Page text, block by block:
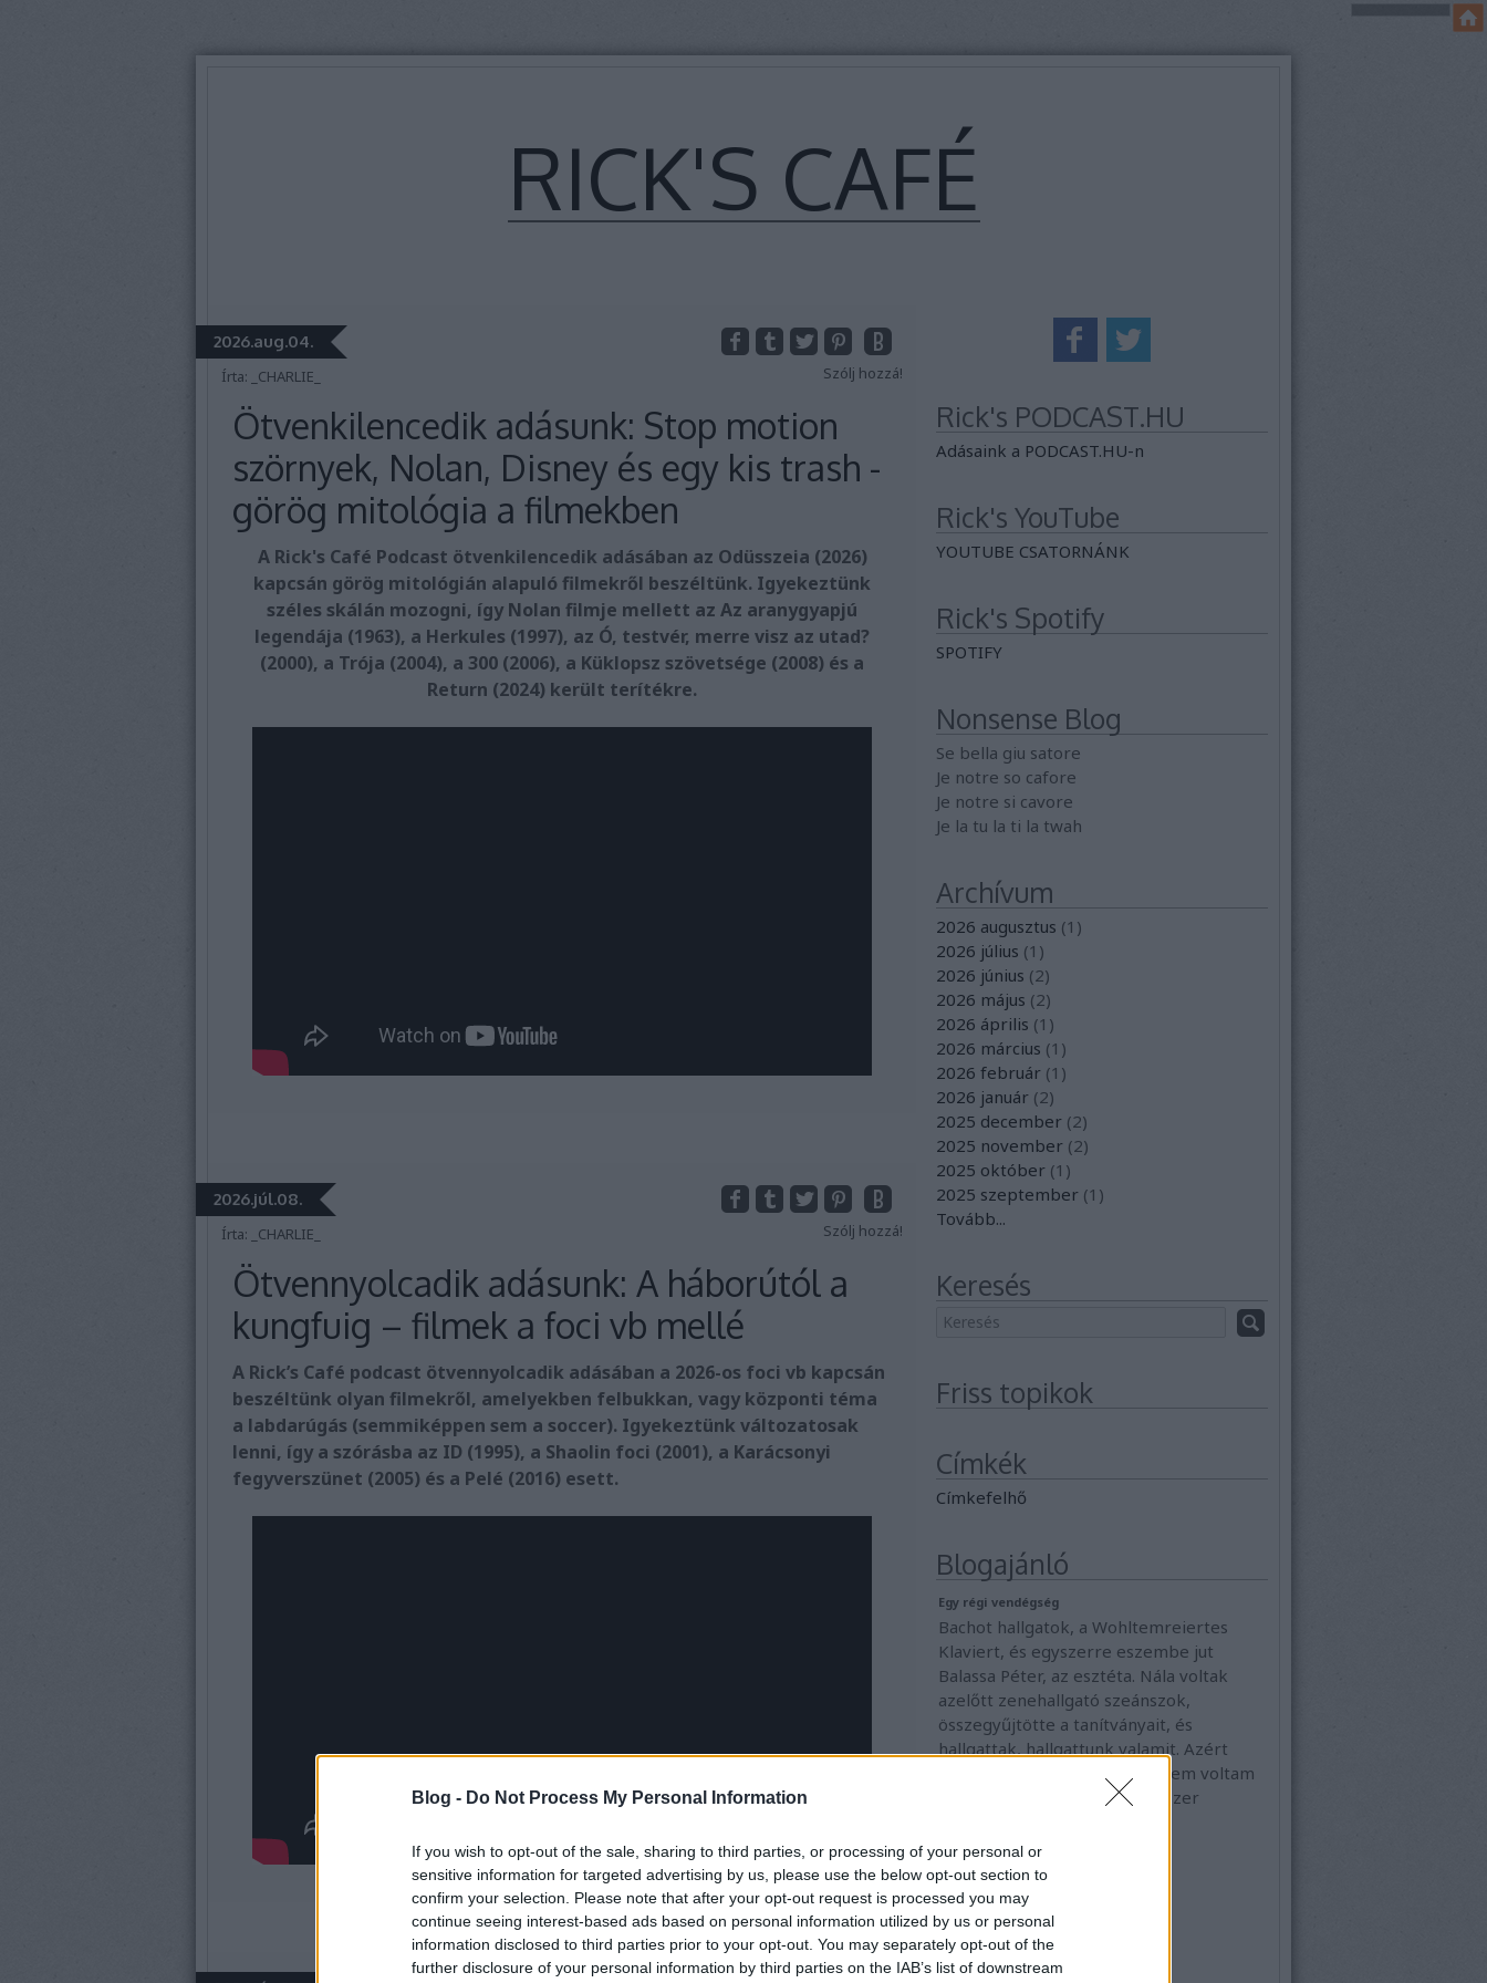
Blog - Do Not Process My Personal Information
If you wish to opt-out of the sale, sharing to third parties, or processing of your personal or
sensitive information for targeted advertising by us, please use the below opt-out section to
confirm your selection. Please note that after your opt-out request is processed you may
continue seeing interest-based ads based on personal information utilized by us or personal
information disclosed to third parties prior to your opt-out. You may separately opt-out of the
further disclosure of your personal information by third parties on the IAB’s list of downstream
RICK'S CAFÉ
2026.aug.04.
Írta: _CHARLIE_ Szólj hozzá!
Ötvenkilencedik adásunk: Stop motion
szörnyek, Nolan, Disney és egy kis trash -
görög mitológia a filmekben
A Rick's Café Podcast ötvenkilencedik adásában az Odüsszeia (2026)
kapcsán görög mitológián alapuló filmekről beszéltünk. Igyekeztünk
széles skálán mozogni, így Nolan filmje mellett az Az aranygyapjú
legendája (1963), a Herkules (1997), az Ó, testvér, merre visz az utad?
(2000), a Trója (2004), a 300 (2006), a Küklopsz szövetsége (2008) és a
Return (2024) került terítékre.
2026.júl.08.
Írta: _CHARLIE_ Szólj hozzá!
Ötvennyolcadik adásunk: A háborútól a
kungfuig – filmek a foci vb mellé
A Rick’s Café podcast ötvennyolcadik adásában a 2026-os foci vb kapcsán
beszéltünk olyan filmekről, amelyekben felbukkan, vagy központi téma
a labdarúgás (semmiképpen sem a soccer). Igyekeztünk változatosak
lenni, így a szórásba az ID (1995), a Shaolin foci (2001), a Karácsonyi
fegyverszünet (2005) és a Pelé (2016) esett.
Rick's PODCAST.HU
Adásaink a PODCAST.HU-n
Rick's YouTube
YOUTUBE CSATORNÁNK
Rick's Spotify
SPOTIFY
Nonsense Blog
Se bella giu satore
Je notre so cafore
Je notre si cavore
Je la tu la ti la twah
Archívum
2026 augusztus (1 )
2026 július (1 )
2026 június (2)
2026 május (2)
2026 április (1 )
2026 március (1 )
2026 február (1 )
2026 január (2)
2025 december (2)
2025 november (2)
2025 október (1 )
2025 szeptember (1 )
Tovább...
Keresés
Friss topikok
Címkék
Címkefelhő
Blogajánló
Egy régi vendégség
Bachot hallgatok, a Wohltemreiertes
Klaviert, és egyszerre eszembe jut
Balassa Péter, az esztéta. Nála voltak
azelőtt zenehallgató szeánszok,
összegyűjtötte a tanítványait, és
hallgattak, hallgattunk valamit. Azért
mondom ilyen hülyén, mert nem voltam
a tanítványa, de egyszer-egyszer
faymiklos.blog.hu